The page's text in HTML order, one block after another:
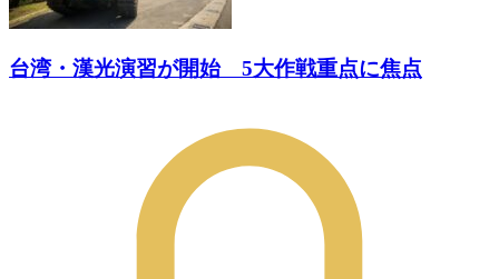
台湾・漢光演習が開始 5大作戦重点に焦点